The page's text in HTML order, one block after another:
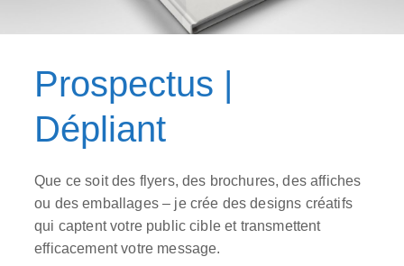
Prospectus |
Dépliant
Que ce soit des flyers, des brochures, des affiches
ou des emballages – je crée des designs créatifs
qui captent votre public cible et transmettent
efficacement votre message.